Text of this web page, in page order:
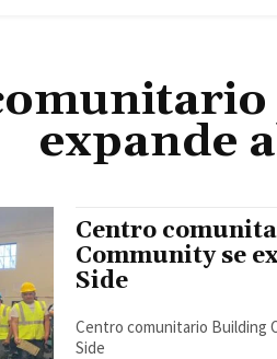
expande
Centro
Community se
Side
Centro comunitario Building
Side